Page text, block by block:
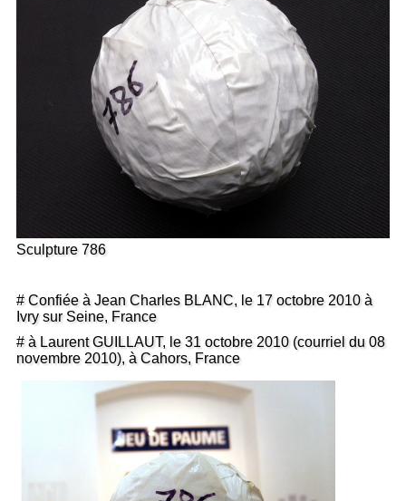
Sculpture 786
# Confiée à Jean Charles BLANC, le 17 octobre 2010 à
Ivry sur Seine, France
# à Laurent GUILLAUT, le 31 octobre 2010 (courriel du 08
novembre 2010), à Cahors, France